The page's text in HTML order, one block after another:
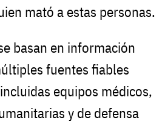
mató a estas personas.
basan en información
fuentes fiables
equipos médicos,
y de defensa